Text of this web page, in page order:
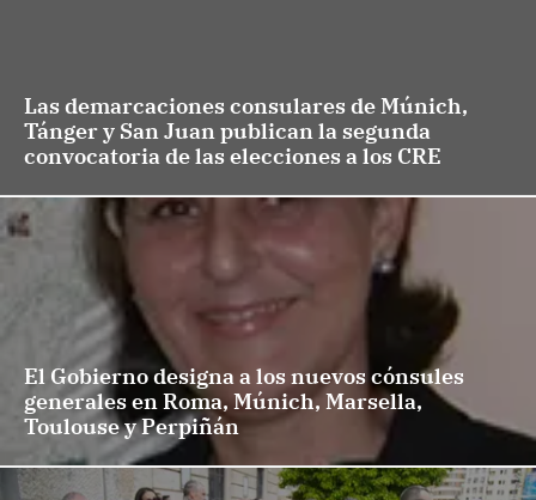
Las demarcaciones consulares de Múnich,
Tánger y San Juan publican la segunda
convocatoria de las elecciones a los CRE
El Gobierno designa a los nuevos cónsules
generales en Roma, Múnich, Marsella,
Toulouse y Perpiñán